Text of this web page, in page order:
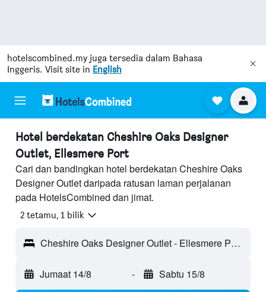
hotelscombined.my juga tersedia dalam Bahasa
Inggeris. Visit site in English
Hotel berdekatan Cheshire Oaks Designer
Outlet, Ellesmere Port
Cari dan bandingkan hotel berdekatan Cheshire Oaks
Designer Outlet daripada ratusan laman perjalanan
pada HotelsCombined dan jimat.
2 tetamu, 1 bilik
Cheshire Oaks Designer Outlet - Ellesmere Port, England, United Kingdom
Jumaat 14/8 - Sabtu 15/8